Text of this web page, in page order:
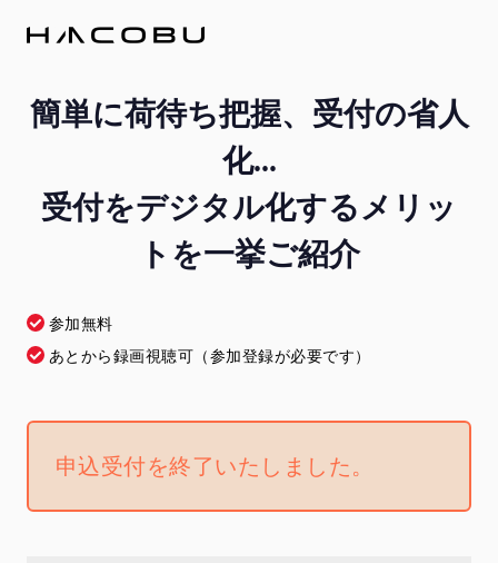
簡単に荷待ち把握、受付の省人
化...
受付をデジタル化するメリッ
トを一挙ご紹介
参加無料
あとから録画視聴可（参加登録が必要です）
申込受付を終了いたしました。